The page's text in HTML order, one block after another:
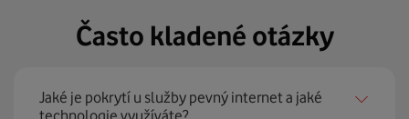
Často kladené otázky
Jaké je pokrytí u služby pevný internet a jaké
technologie využíváte?